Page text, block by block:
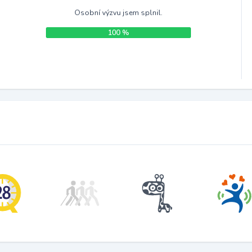
Osobní výzvu jsem splnil.
100 %